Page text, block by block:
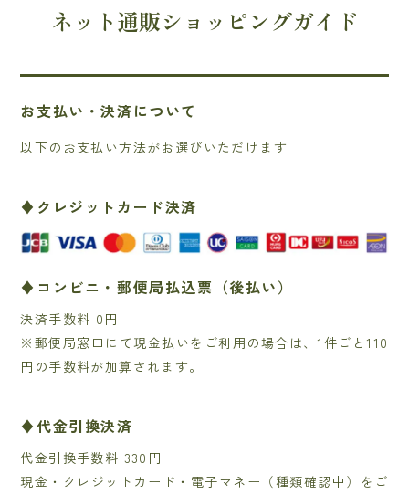
ネット通販ショッピングガイド
お支払い・決済について
以下のお支払い方法がお選びいただけます
♦クレジットカード決済
♦コンビニ・郵便局払込票（後払い）
決済手数料 0円
※郵便局窓口にて現金払いをご利用の場合は、1件ごと110
円の手数料が加算されます。
♦代金引換決済
代金引換手数料 330円
現金・クレジットカード・電子マネー（種類確認中）をご